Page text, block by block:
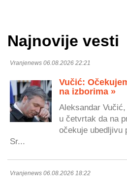
Najnovije vesti
Vranjenews 06.08.2026 22:21
Vučić:
na izborima »
Aleksandar
u četvrtak da na
očekuje ubedljivu
Sr...
Vranjenews 06.08.2026 18:22